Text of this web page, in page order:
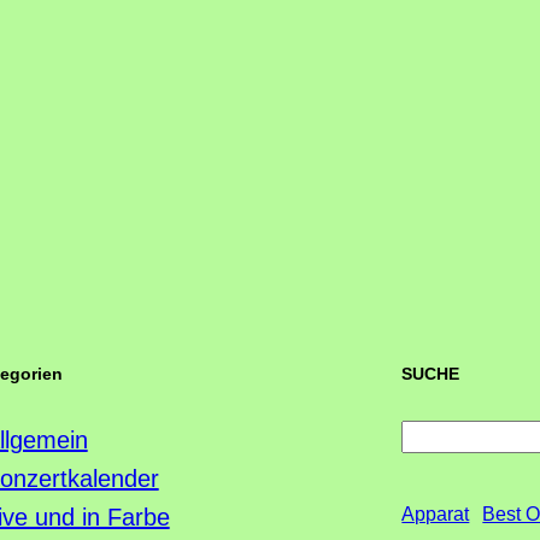
und in Farbe
SUCHE
c
Apparat Best